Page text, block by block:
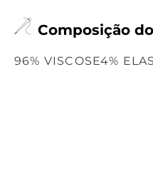
Composição
96% VISCOSE4%